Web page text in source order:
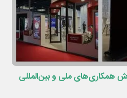
همکاری‌های ملی و بین‌المللی